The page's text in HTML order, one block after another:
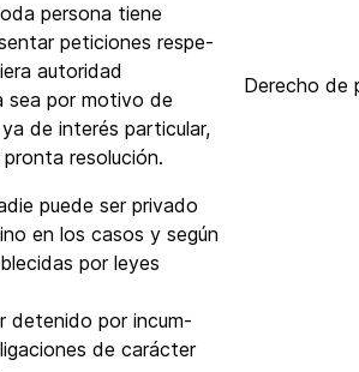
persona tiene
peticiones respe-
autoridad
sea por motivo de
de interés particular,
resolución.
Derecho de
puede ser privado
en los casos y según
por leyes
detenido por incum-
de carácter